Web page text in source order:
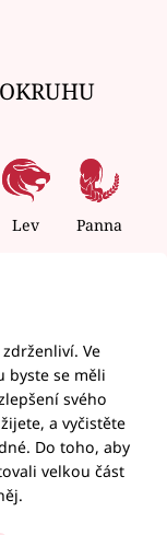
Lev Panna
Ve
byste se měli
svého
a vyčistěte
Do toho, aby
velkou část